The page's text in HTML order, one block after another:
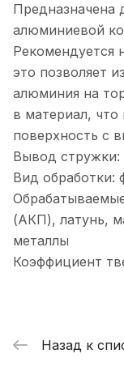
Предназначена
алюминиевой
Рекомендуется
это позволяет
алюминия на
в материал, что
поверхность с
Вывод стружки:
Вид обработки:
(АКП), латунь,
металлы
Коэффициент
Назад к